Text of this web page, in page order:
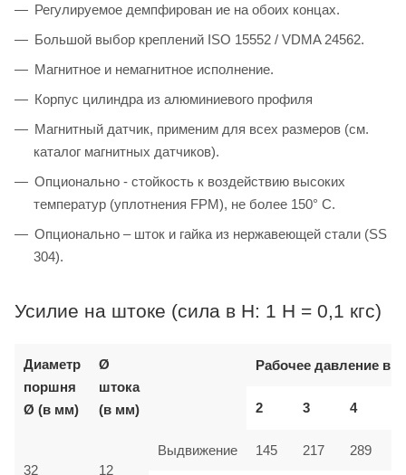
Регулируемое демпфирован ие на обоих концах.
Большой выбор креплений ISO 15552 / VDMA 24562.
Магнитное и немагнитное исполнение.
Корпус цилиндра из алюминиевого профиля
Магнитный датчик, применим для всех размеров (см.
каталог магнитных датчиков).
Опционально - стойкость к воздействию высоких
температур (уплотнения FPM), не более 150° C.
Опционально – шток и гайка из нержавеющей стали (SS
304).
Усилие на штоке (сила в Н: 1 Н = 0,1 кгс)
Диаметр
поршня
Ø (в мм)
Ø
штока
(в мм)
Рабочее давление в
2 3 4
32 12
Выдвижение 145 217 289